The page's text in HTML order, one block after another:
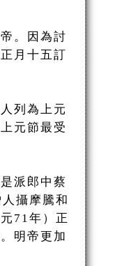
。因為討
月十五訂
列為上元
元節最受
派郎中蔡
攝摩騰和
71年）正
明帝更加